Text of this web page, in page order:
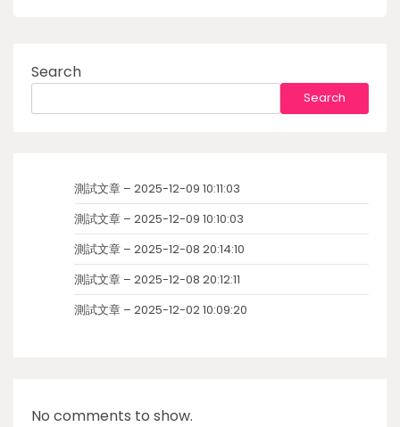
Search
Search
測試文章 – 2025-12-09 10:11:03
測試文章 – 2025-12-09 10:10:03
測試文章 – 2025-12-08 20:14:10
測試文章 – 2025-12-08 20:12:11
測試文章 – 2025-12-02 10:09:20
No comments to show.